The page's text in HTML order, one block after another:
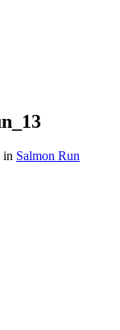
in Salmon Run